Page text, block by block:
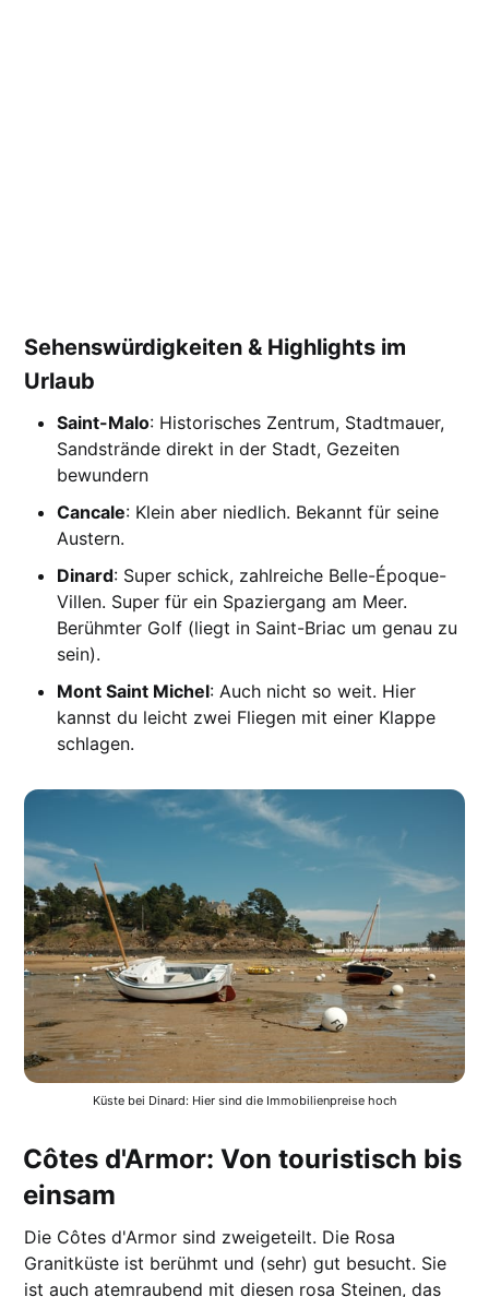
Sehenswürdigkeiten & Highlights im
Urlaub
Saint-Malo: Historisches Zentrum, Stadtmauer,
Sandstrände direkt in der Stadt, Gezeiten
bewundern
Cancale: Klein aber niedlich. Bekannt für seine
Austern.
Dinard: Super schick, zahlreiche Belle-Époque-
Villen. Super für ein Spaziergang am Meer.
Berühmter Golf (liegt in Saint-Briac um genau zu
sein).
Mont Saint Michel: Auch nicht so weit. Hier
kannst du leicht zwei Fliegen mit einer Klappe
schlagen.
Küste bei Dinard: Hier sind die Immobilienpreise hoch
Côtes d'Armor: Von touristisch bis
einsam
Die Côtes d'Armor sind zweigeteilt. Die Rosa
Granitküste ist berühmt und (sehr) gut besucht. Sie
ist auch atemraubend mit diesen rosa Steinen, das